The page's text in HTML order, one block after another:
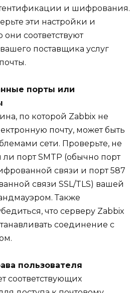
и шифрования.
эти настройки и
они соответствуют
поставщика услуг
порты или
по которой Zabbix не
почту, может быть
сети. Проверьте, не
ли порт SMTP (обычно порт
связи и порт 587
связи SSL/TLS) вашей
Также
что серверу Zabbix
соединение с
пользователя
соответствующих